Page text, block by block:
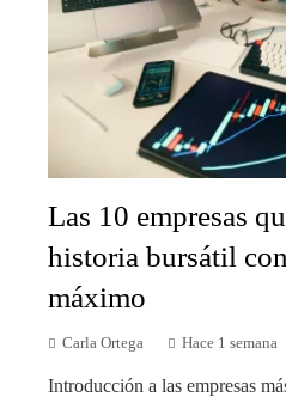
Las 10 empresas
historia bursátil
máximo
Carla Ortega Hace 1 semana
Introducción a las empresas